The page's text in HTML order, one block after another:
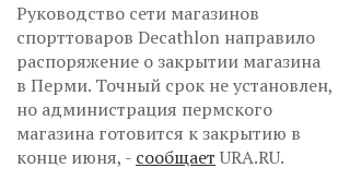
Руководство сети магазинов
спорттоваров Decathlon направило
распоряжение о закрытии магазина
в Перми. Точный срок не установлен,
но администрация пермского
магазина готовится к закрытию в
конце июня, - сообщаетURA.RU.